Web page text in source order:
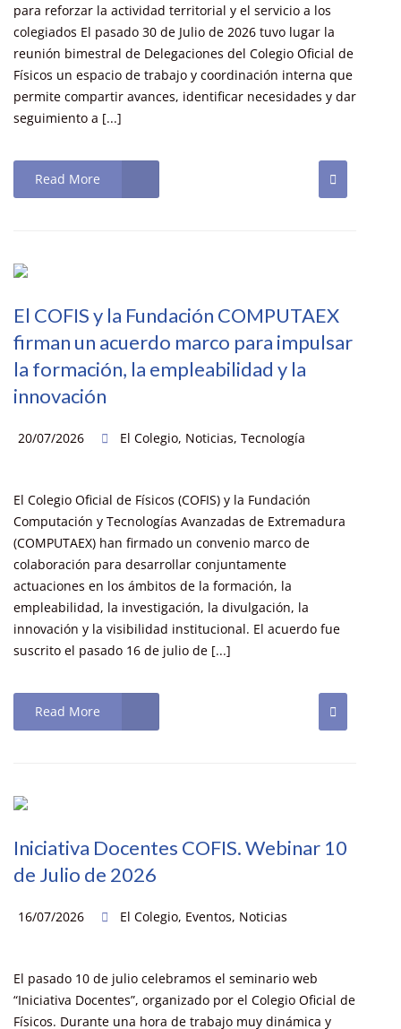
para reforzar la actividad territorial y el servicio a los
colegiados El pasado 30 de Julio de 2026 tuvo lugar la
reunión bimestral de Delegaciones del Colegio Oficial de
Físicos un espacio de trabajo y coordinación interna que
permite compartir avances, identificar necesidades y dar
seguimiento a [...]
Read More
El COFIS y la Fundación COMPUTAEX
firman un acuerdo marco para impulsar
la formación, la empleabilidad y la
innovación
20/07/2026 El Colegio, Noticias, Tecnología
El Colegio Oficial de Físicos (COFIS) y la Fundación
Computación y Tecnologías Avanzadas de Extremadura
(COMPUTAEX) han firmado un convenio marco de
colaboración para desarrollar conjuntamente
actuaciones en los ámbitos de la formación, la
empleabilidad, la investigación, la divulgación, la
innovación y la visibilidad institucional. El acuerdo fue
suscrito el pasado 16 de julio de [...]
Read More
Iniciativa Docentes COFIS. Webinar 10
de Julio de 2026
16/07/2026 El Colegio, Eventos, Noticias
El pasado 10 de julio celebramos el seminario web
“Iniciativa Docentes”, organizado por el Colegio Oficial de
Físicos. Durante una hora de trabajo muy dinámica y